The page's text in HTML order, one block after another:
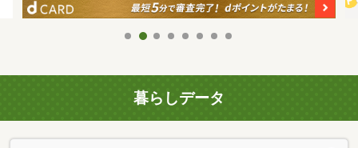
暮らしデータ